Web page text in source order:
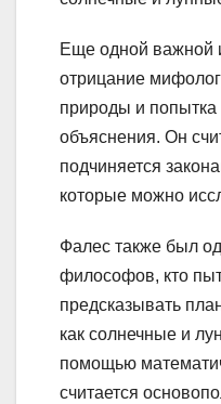
Еще одной важной
отрицание
природы и
объяснения. Он
подчиняется
которые можно
Фалес также был
философов, кто
предсказывать
как солнечные и
помощью
считается